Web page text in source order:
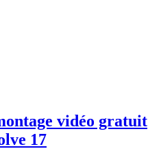
vidéo gratuit
17